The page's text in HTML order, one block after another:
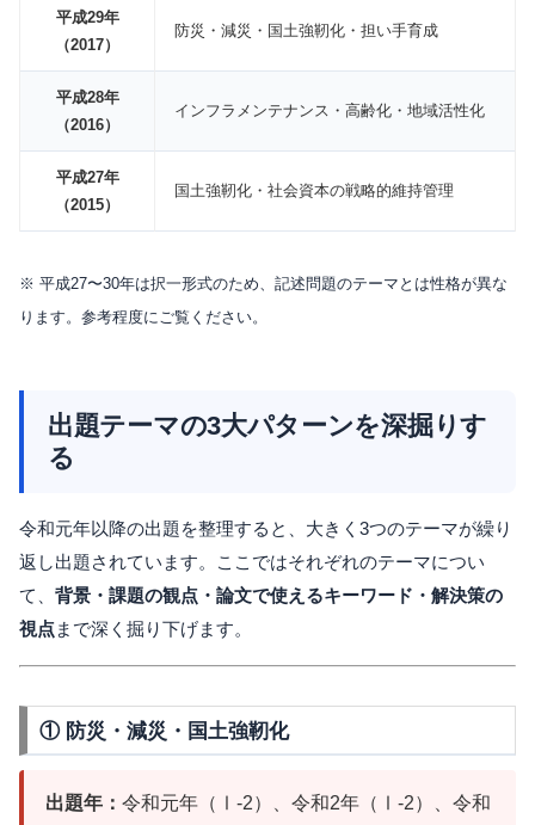
平成29年
（2017）
防災・減災・国土強靭化・担い手育成
平成28年
（2016）
インフラメンテナンス・高齢化・地域活性化
平成27年
（2015）
国土強靭化・社会資本の戦略的維持管理
※ 平成27〜30年は択一形式のため、記述問題のテーマとは性格が異な
ります。参考程度にご覧ください。
出題テーマの3大パターンを深掘りす
る
令和元年以降の出題を整理すると、大きく3つのテーマが繰り
返し出題されています。ここではそれぞれのテーマについ
て、 背景・課題の観点・論文で使えるキーワード・解決策の
視点まで深く掘り下げます。
① 防災・減災・国土強靭化
出題年： 令和元年（Ⅰ-2）、令和2年（Ⅰ-2）、令和